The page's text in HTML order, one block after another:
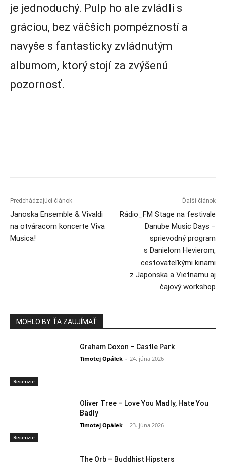
je jednoduchý. Pulp ho ale zvládli s
gráciou, bez väčších pompézností a
navyše s fantasticky zvládnutým
albumom, ktorý stojí za zvýšenú
pozornosť.
Predchádzajúci článok
Janoska Ensemble & Vivaldi
na otváracom koncerte Viva
Musica!
Ďalší článok
Rádio_FM Stage na festivale
Danube Music Days –
sprievodný program
s Danielom Hevierom,
cestovateľkými kinami
z Japonska a Vietnamu aj
čajový workshop
MOHLO BY ŤA ZAUJÍMAŤ
Recenzie
Graham Coxon – Castle Park
Timotej Opálek - 24. júna 2026
Recenzie
Oliver Tree – Love You Madly, Hate You
Badly
Timotej Opálek - 23. júna 2026
The Orb – Buddhist Hipsters